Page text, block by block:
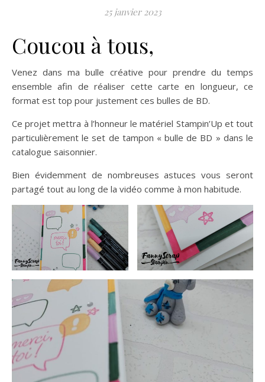
25 janvier 2023
Coucou à tous,
Venez dans ma bulle créative pour prendre du temps
ensemble afin de réaliser cette carte en longueur, ce
format est top pour justement ces bulles de BD.
Ce projet mettra à l’honneur le matériel Stampin’Up et tout
particulièrement le set de tampon « bulle de BD » dans le
catalogue saisonnier.
Bien évidemment de nombreuses astuces vous seront
partagé tout au long de la vidéo comme à mon habitude.